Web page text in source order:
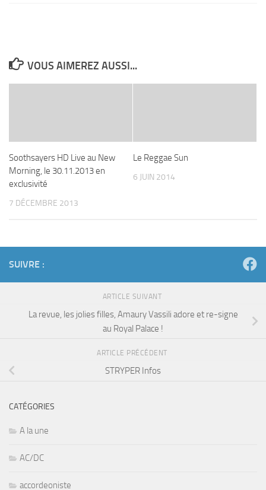
VOUS AIMEREZ AUSSI...
Soothsayers HD Live au New
Morning, le 30.11.2013 en
exclusivité
7 DÉCEMBRE 2013
Le Reggae Sun
6 JUIN 2014
SUIVRE :
ARTICLE SUIVANT
La revue, les jolies filles, Amaury Vassili adore et re-signe
au Royal Palace !
ARTICLE PRÉCÉDENT
STRYPER Infos
CATÉGORIES
A la une
AC/DC
accordeoniste